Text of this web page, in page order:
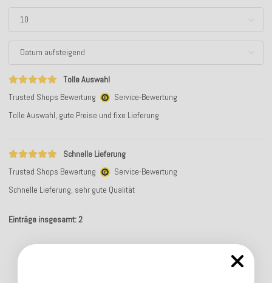
Tolle Auswahl
Trusted Shops Bewertung
Service-Bewertung
Tolle Auswahl, gute Preise und fixe Lieferung
Schnelle Lieferung
Trusted Shops Bewertung
Service-Bewertung
Schnelle Lieferung, sehr gute Qualität
Einträge insgesamt: 2